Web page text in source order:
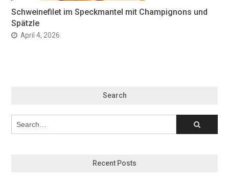
Schweinefilet im Speckmantel mit Champignons und
Spätzle
April 4, 2026
Search
Recent Posts